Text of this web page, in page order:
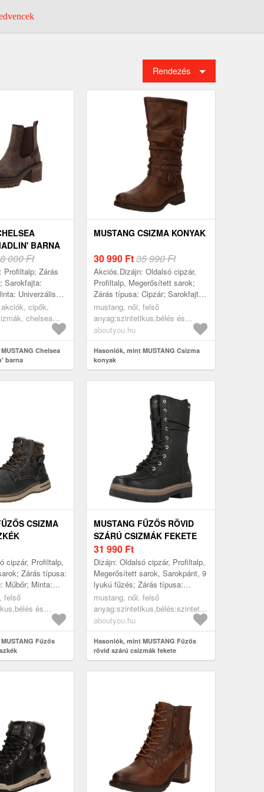
Rendezés
BARNA
000 Ft
Profiltalp; Zárás
Sarokfajta:
Univerzális
Platformmal;
Cipőorr: Kerek
cipők,
chelsea
Chelsea
barna
MUSTANG CSIZMA KONYAK
30 990 Ft35 990 Ft
Akciós.Dizájn: Oldalsó cipzár,
Profiltalp, Megerősített sarok;
Zárás típusa: Cipzár; Sarokfajta:
Tömbsarok; Anyag: Műbőr;
Minta: Univerzális színek;
Anyag...
mustang, női, felső
anyag:szintetikus,bélés és
fedőtalp:textil,járótalp:műanyag,
klasszikus csizmák, konyak
aboutyou.hu
Hasonlók, mint MUSTANG Csizma
konyak
CSIZMA
cipzár, Profiltalp,
Zárás típusa:
Műbőr; Minta:
Anyag:
Kerek...
felső
és
csizmák,Fűzős
MUSTANG FŰZŐS RÖVID
SZÁRÚ CSIZMÁK FEKETE
31 990 Ft
Dizájn: Oldalsó cipzár, Profiltalp,
Megerősített sarok, Sarokpánt, 9
lyukú fűzés; Zárás típusa:
Cipzár; Anyag: Műbőr; Minta:
Univerzális színek; Pl...
mustang, női, felső
cipők, rövid szárú csizmák,
fekete
aboutyou.hu
Hasonlók, mint MUSTANG Fűzős
rövid szárú csizmák fekete